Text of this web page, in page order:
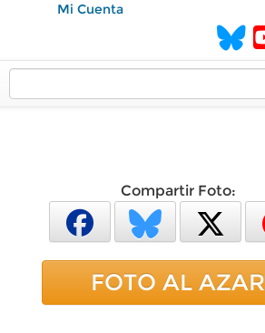
Mi Cuenta
Compartir Foto:
FOTO AL AZAR